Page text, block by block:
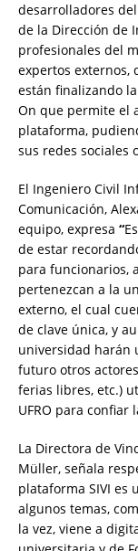
desarrolladores
de la Dirección de
profesionales del
expertos externos,
están finalizando
On que permite el
plataforma,
sus redes sociales
El Ingeniero Civil
Comunicación,
equipo, expresa “
de estar
para funcionarios,
pertenezcan a la
externo, el cual
de clave única, y
universidad harán
futuro otros
ferias libres, etc.)
UFRO para confiar
La Directora de
Müller, señala
plataforma SIVI es
algunos temas,
la vez, viene a